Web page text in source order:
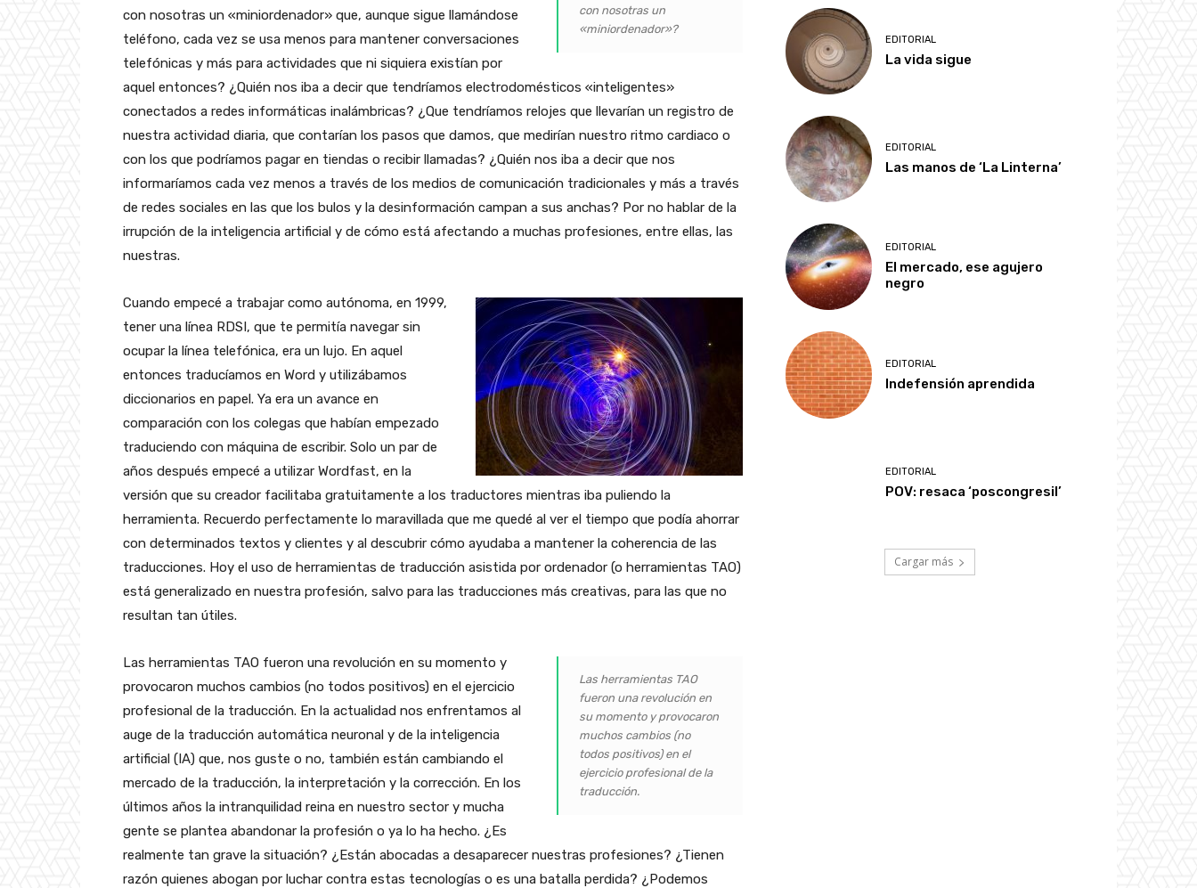
con nosotras un
«miniordenador»?
con nosotras un «miniordenador» que, aunque sigue llamándose
teléfono, cada vez se usa menos para mantener conversaciones
telefónicas y más para actividades que ni siquiera existían por
aquel entonces? ¿Quién nos iba a decir que tendríamos electrodomésticos «inteligentes»
conectados a redes informáticas inalámbricas? ¿Que tendríamos relojes que llevarían un registro de
nuestra actividad diaria, que contarían los pasos que damos, que medirían nuestro ritmo cardiaco o
con los que podríamos pagar en tiendas o recibir llamadas? ¿Quién nos iba a decir que nos
informaríamos cada vez menos a través de los medios de comunicación tradicionales y más a través
de redes sociales en las que los bulos y la desinformación campan a sus anchas? Por no hablar de la
irrupción de la inteligencia artificial y de cómo está afectando a muchas profesiones, entre ellas, las
nuestras.
Cuando empecé a trabajar como autónoma, en 1999,
tener una línea RDSI, que te permitía navegar sin
ocupar la línea telefónica, era un lujo. En aquel
entonces traducíamos en Word y utilizábamos
diccionarios en papel. Ya era un avance en
comparación con los colegas que habían empezado
traduciendo con máquina de escribir. Solo un par de
años después empecé a utilizar Wordfast, en la
versión que su creador facilitaba gratuitamente a los traductores mientras iba puliendo la
herramienta. Recuerdo perfectamente lo maravillada que me quedé al ver el tiempo que podía ahorrar
con determinados textos y clientes y al descubrir cómo ayudaba a mantener la coherencia de las
traducciones. Hoy el uso de herramientas de traducción asistida por ordenador (o herramientas TAO)
está generalizado en nuestra profesión, salvo para las traducciones más creativas, para las que no
resultan tan útiles.
Las herramientas TAO
fueron una revolución en
su momento y provocaron
muchos cambios (no
todos positivos) en el
ejercicio profesional de la
traducción.
Las herramientas TAO fueron una revolución en su momento y
provocaron muchos cambios (no todos positivos) en el ejercicio
profesional de la traducción. En la actualidad nos enfrentamos al
auge de la traducción automática neuronal y de la inteligencia
artificial (IA) que, nos guste o no, también están cambiando el
mercado de la traducción, la interpretación y la corrección. En los
últimos años la intranquilidad reina en nuestro sector y mucha
gente se plantea abandonar la profesión o ya lo ha hecho. ¿Es
realmente tan grave la situación? ¿Están abocadas a desaparecer nuestras profesiones? ¿Tienen
razón quienes abogan por luchar contra estas tecnologías o es una batalla perdida? ¿Podemos
EDITORIAL
La vida sigue
EDITORIAL
Las manos de ‘La Linterna’
EDITORIAL
El mercado, ese agujero
negro
EDITORIAL
Indefensión aprendida
EDITORIAL
POV: resaca ‘poscongresil’
Cargar más